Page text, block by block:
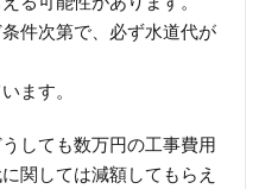
件次第で、必ず水道代が
ます。
しても数万円の工事費用
関しては減額してもらえ